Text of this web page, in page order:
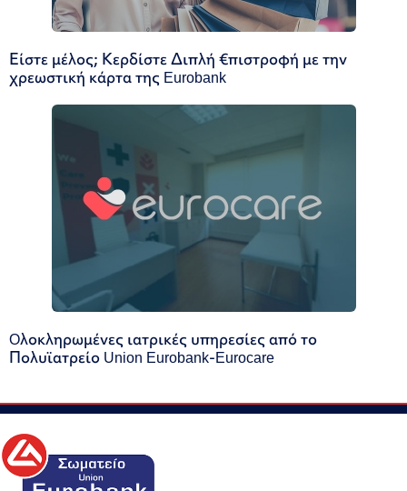
Είστε μέλος; Κερδίστε Διπλή €πιστροφή με την
χρεωστική κάρτα της Eurobank
Oλοκληρωμένες ιατρικές υπηρεσίες από το
Πολυϊατρείο Union Eurobank-Eurocare